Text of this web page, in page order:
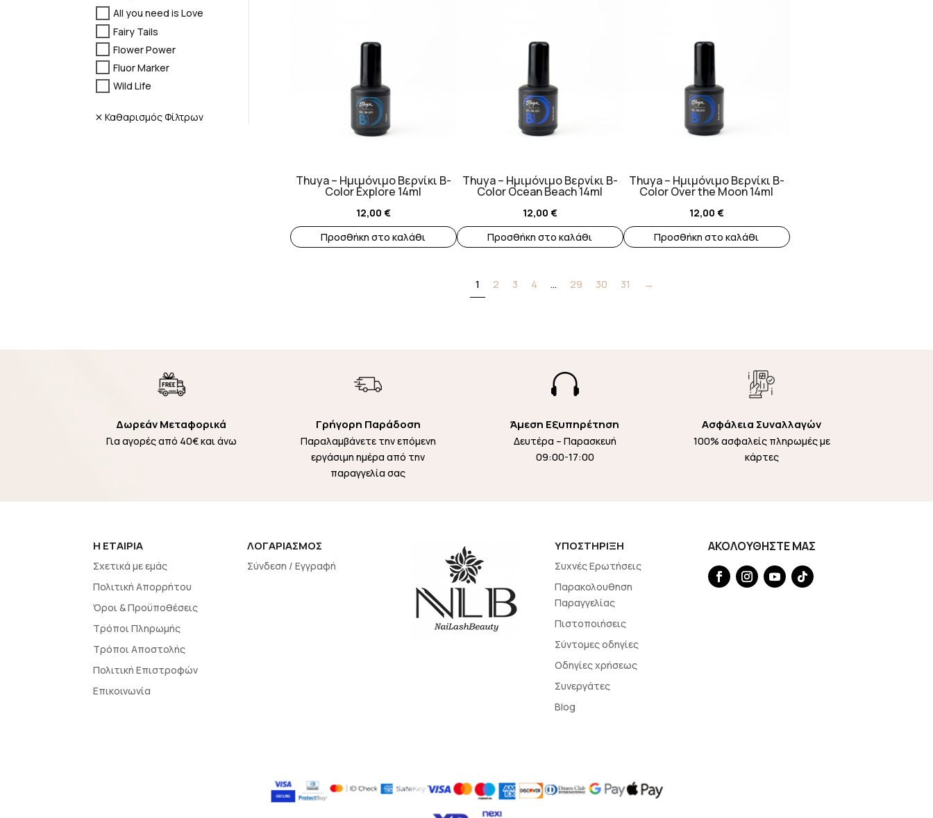
All you need is Love
Fairy Tails
Flower Power
Fluor Marker
Wild Life
Καθαρισμός Φίλτρων
Thuya – Ημιμόνιμο Βερνίκι B-
Color Explore 14ml
12,00 €
Προσθήκη στο καλάθι
Thuya – Ημιμόνιμο Βερνίκι B-
Color Ocean Beach 14ml
12,00 €
Προσθήκη στο καλάθι
Thuya – Ημιμόνιμο Βερνίκι B-
Color Over the Moon 14ml
12,00 €
Προσθήκη στο καλάθι
1 2 3 4 … 29 30 31 →
Δωρεάν Μεταφορικά
Για αγορές από 40€ και άνω
Γρήγορη Παράδοση
Παραλαμβάνετε την επόμενη
εργάσιμη ημέρα από την
παραγγελία σας

Άμεση Εξυπηρέτηση
Δευτέρα – Παρασκευή
09:00-17:00
Ασφάλεια Συναλλαγών
100% ασφαλείς πληρωμές με
κάρτες
H EΤΑΙΡΙΑ
Σχετικά με εμάς
Πολιτική Απορρήτου
Όροι & Προϋποθέσεις
Τρόποι Πληρωμής
Τρόποι Αποστολής
Πολιτική Επιστροφών
Επικοινωνία
ΛΟΓΑΡΙΑΣΜΟΣ
Σύνδεση / Εγγραφή
ΥΠΟΣΤΗΡΙΞΗ
Συχνές Ερωτήσεις
Παρακολουθηση
Παραγγελίας
Πιστοποιήσεις
Σύντομες οδηγίες
Οδηγίες χρήσεως
Συνεργάτες
Blog
ΑΚΟΛΟΥΘΗΣΤΕ ΜΑΣ